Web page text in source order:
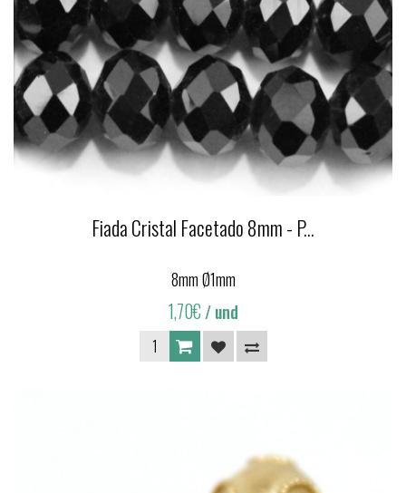
Fiada Cristal Facetado 8mm - P...
8mm Ø1mm
1,70€/ und